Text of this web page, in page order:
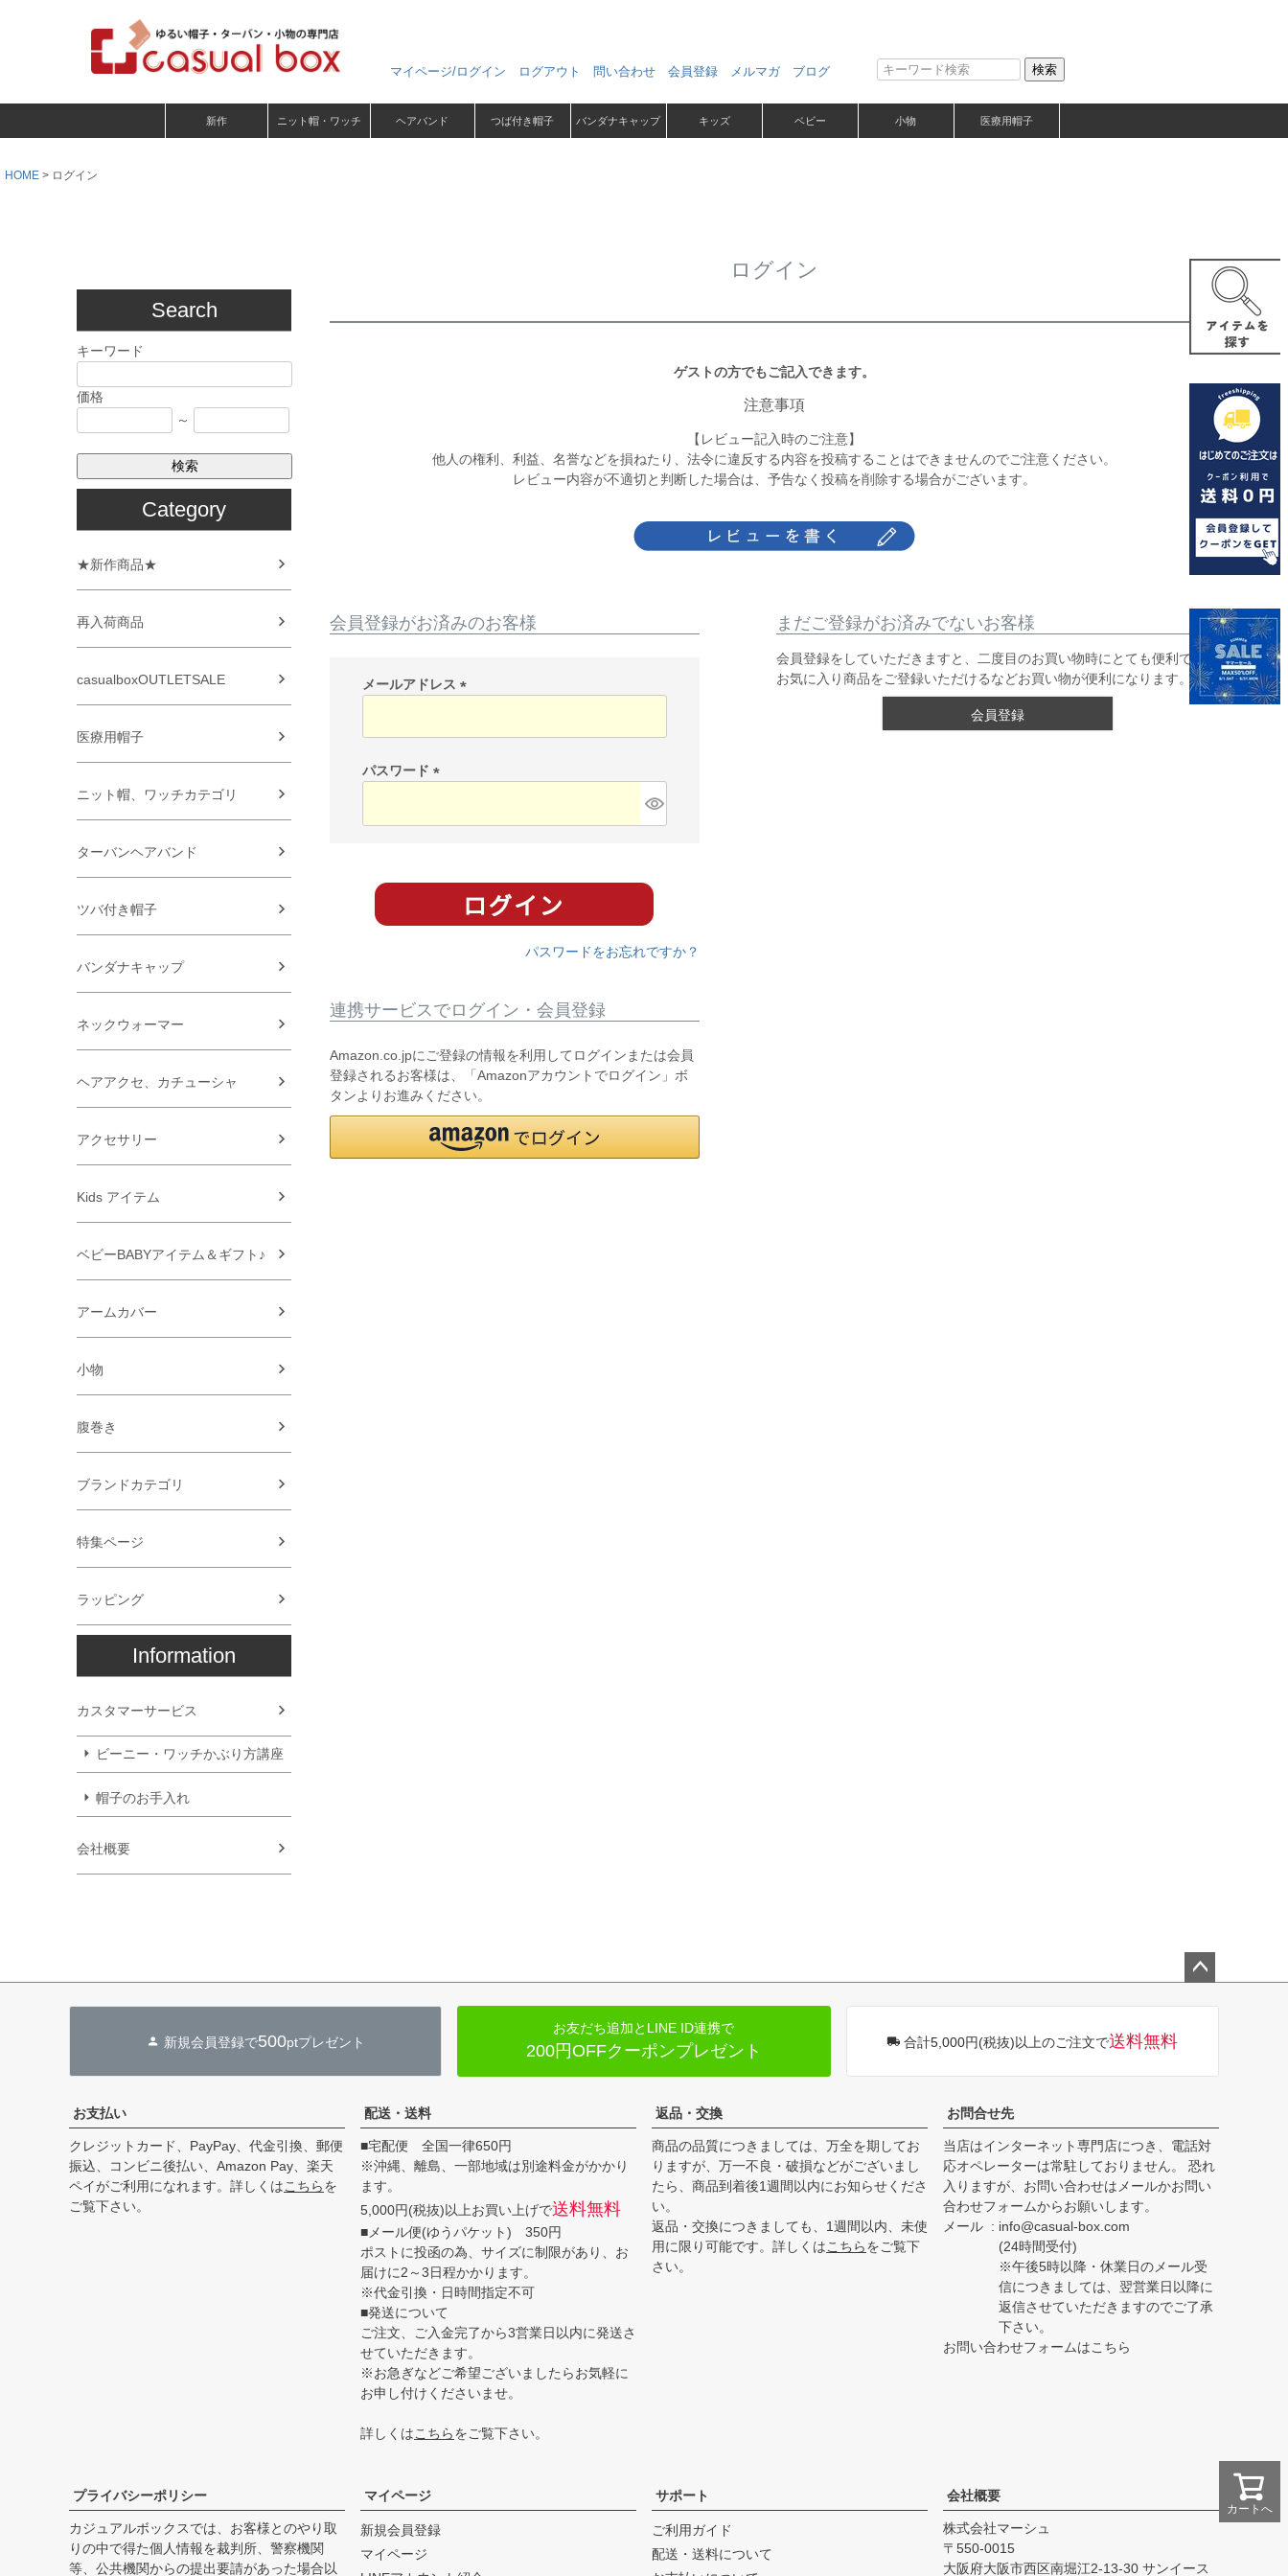
マイページ/ログイン ログアウト 問い合わせ 会員登録 メルマガ ブログ 検索
カートへ
新作 ニット帽・ワッチ ヘアバンド つば付き帽子 バンダナキャップ キッズ ベビー 小物 医療用帽子
HOME ログイン
Search
キーワード
価格
～
検索
Category
★新作商品★
再入荷商品
casualboxOUTLETSALE
医療用帽子
ニット帽、ワッチカテゴリ
ターバンヘアバンド
ツバ付き帽子
バンダナキャップ
ネックウォーマー
ヘアアクセ、カチューシャ
アクセサリー
Kids アイテム
ベビーBABYアイテム＆ギフト♪
アームカバー
小物
腹巻き
ブランドカテゴリ
特集ページ
ラッピング
Information
カスタマーサービス
ビーニー・ワッチかぶり方講座
帽子のお手入れ
会社概要
ログイン
ゲストの方でもご記入できます。
注意事項
【レビュー記入時のご注意】
他人の権利、利益、名誉などを損ねたり、法令に違反する内容を投稿することはできませんのでご注意ください。
レビュー内容が不適切と判断した場合は、予告なく投稿を削除する場合がございます。
会員登録がお済みのお客様
メールアドレス
パスワード
パスワードをお忘れですか？
連携サービスでログイン・会員登録
Amazon.co.jpにご登録の情報を利用してログインまたは会員
登録されるお客様は、「Amazonアカウントでログイン」ボ
タンよりお進みください。
まだご登録がお済みでないお客様
会員登録をしていただきますと、二度目のお買い物時にとても便利です。
お気に入り商品をご登録いただけるなどお買い物が便利になります。
会員登録
新規会員登録で500ptプレゼント
お友だち追加とLINE ID連携で
200円OFFクーポンプレゼント 合計5,000円(税抜)以上のご注文で送料無料
お支払い
クレジットカード、PayPay、代金引換、郵便
振込、コンビニ後払い、Amazon Pay、楽天
ペイがご利用になれます。詳しくはこちらを
ご覧下さい。
配送・送料
■宅配便 全国一律650円
※沖縄、離島、一部地域は別途料金がかかり
ます。
5,000円(税抜)以上お買い上げで送料無料
■メール便(ゆうパケット) 350円
ポストに投函の為、サイズに制限があり、お
届けに2～3日程かかります。
※代金引換・日時間指定不可
■発送について
ご注文、ご入金完了から3営業日以内に発送さ
せていただきます。
※お急ぎなどご希望ございましたらお気軽に
お申し付けくださいませ。
詳しくはこちらをご覧下さい。
返品・交換
商品の品質につきましては、万全を期してお
りますが、万一不良・破損などがございまし
たら、商品到着後1週間以内にお知らせくださ
い。
返品・交換につきましても、1週間以内、未使
用に限り可能です。詳しくはこちらをご覧下
さい。
お問合せ先
当店はインターネット専門店につき、電話対
応オペレーターは常駐しておりません。 恐れ
入りますが、お問い合わせはメールかお問い
合わせフォームからお願いします。
メール
info@casual-box.com
(24時間受付)
※午後5時以降・休業日のメール受
信につきましては、翌営業日以降に
返信させていただきますのでご了承
下さい。
お問い合わせフォームはこちら
プライバシーポリシー
カジュアルボックスでは、お客様とのやり取
りの中で得た個人情報を裁判所、警察機関
等、公共機関からの提出要請があった場合以
マイページ
新規会員登録
マイページ
サポート
ご利用ガイド
配送・送料について
会社概要
株式会社マーシュ
550-0015
大阪府大阪市西区南堀江2-13-30 サンイース